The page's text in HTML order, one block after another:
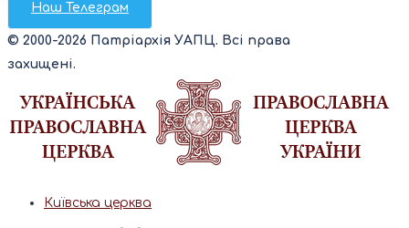
Наш Телеграм
© 2000-2026 Патріархія УАПЦ. Всі права
захищені.
Київська церква